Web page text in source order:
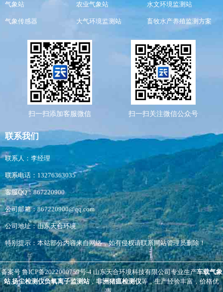
气象站 农业气象站 水文环境监测站
气象传感器 大气环境监测站 畜牧水产养殖监测方案
扫一扫添加客服微信 扫一扫关注微信公众号
联系我们
联系人：李经理
联系电话：13276363035
客服QQ：867220900
公司邮箱：867220900@qq.com
公司地址：山东天合环境
特别提示：本站部分内容来自网络，如有侵权请联系网站管理员删除！
备案号 鲁ICP备2022000759号-4山东天合环境科技有限公司专业生产车载气象
站,扬尘检测仪负氧离子监测站，非洲猪瘟检测仪等，生产经验丰富，价格优